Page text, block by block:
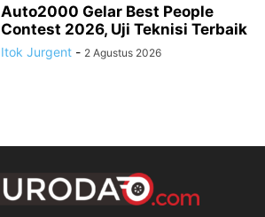
Auto2000 Gelar Best People
Contest 2026, Uji Teknisi Terbaik
Itok Jurgent - 2 Agustus 2026